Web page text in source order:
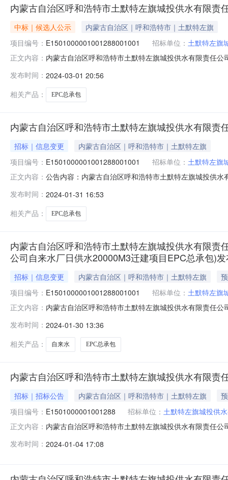
内蒙古自治区呼和浩特市土默特左旗城投供水有限
中标｜候选人公示
内蒙古自治区｜呼和浩特市｜土默特左旗
项目编号： E1501000001001288001001 招标单位： 土默特左旗
正文内容： 内蒙古自治区呼和浩特市土默特左旗城投供水有限责任
律、法规，按照招标文件有关规定要求，依据评标委员
发布时间： 2024-03-01 20:56
相关产品：
EPC总承包
内蒙古自治区呼和浩特市土默特左旗城投供水有限
招标｜信息变更
内蒙古自治区｜呼和浩特市｜土默特左旗
项目编号： E1501000001001288001001 招标单位： 土默特左旗
正文内容： 公告内容：内蒙古自治区呼和浩特市土默特左旗城投供
工组织设计采用“暗标”评审方式，投标人应严格按照招
时间）变更为2024年0
发布时间： 2024-01-31 16:53
相关产品：
EPC总承包
内蒙古自治区呼和浩特市土默特左旗城投供水有限
公司自来水厂日供水20000M3迁建项目EPC总承包)
招标｜信息变更 内蒙古自治区｜呼和浩特市｜土默特左旗
项目编号： E1501000001001288001001 招标单位： 土默特左旗
正文内容： 内蒙古自治区呼和浩特市土默特左旗城投供水有限责任
责任公司自来水厂日供水20000M3迁建项目EPC总承包)
和浩特市
发布时间： 2024-01-30 13:36
相关产品：
自来水 EPC总承包
内蒙古自治区呼和浩特市土默特左旗城投供水有限
招标｜招标公告 内蒙古自治区｜呼和浩特市｜土默特左旗
项目编号： E1501000001001288 招标单位： 土默特左旗城投供
正文内容： 内蒙古自治区呼和浩特市土默特左旗城投供水有限责任
招标条件本招标项目内蒙古自治区呼和浩特市土默特左
发布时间： 2024-01-04 17:08